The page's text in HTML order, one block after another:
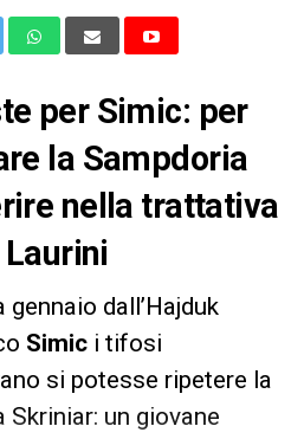
per Simic: per
la Sampdoria
nella trattativa
dall’Hajduk
Simici tifosi
si potesse ripetere la
un giovane